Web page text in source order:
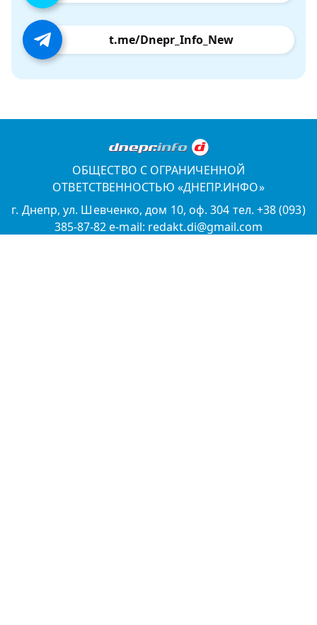
t.me/Dnepr_Info_New
ОБЩЕСТВО С ОГРАНИЧЕННОЙ
ОТВЕТСТВЕННОСТЬЮ «ДНЕПР.ИНФО»
г. Днепр, ул. Шевченко, дом 10, оф. 304 тел. +38 (093)
385-87-82 e-mail: redakt.di@gmail.com